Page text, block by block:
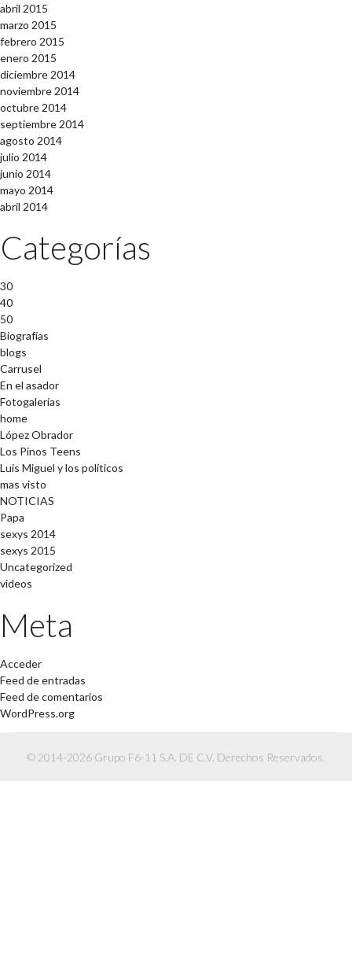
abril 2015
marzo 2015
febrero 2015
enero 2015
diciembre 2014
noviembre 2014
octubre 2014
septiembre 2014
agosto 2014
julio 2014
junio 2014
mayo 2014
abril 2014
Categorías
30
40
50
Biografías
blogs
Carrusel
En el asador
Fotogalerías
home
López Obrador
Los Pinos Teens
Luis Miguel y los políticos
mas visto
NOTICIAS
Papa
sexys 2014
sexys 2015
Uncategorized
videos
Meta
Acceder
Feed de entradas
Feed de comentarios
WordPress.org
© 2014-2026 Grupo F6-11 S.A. DE C.V. Derechos Reservados.